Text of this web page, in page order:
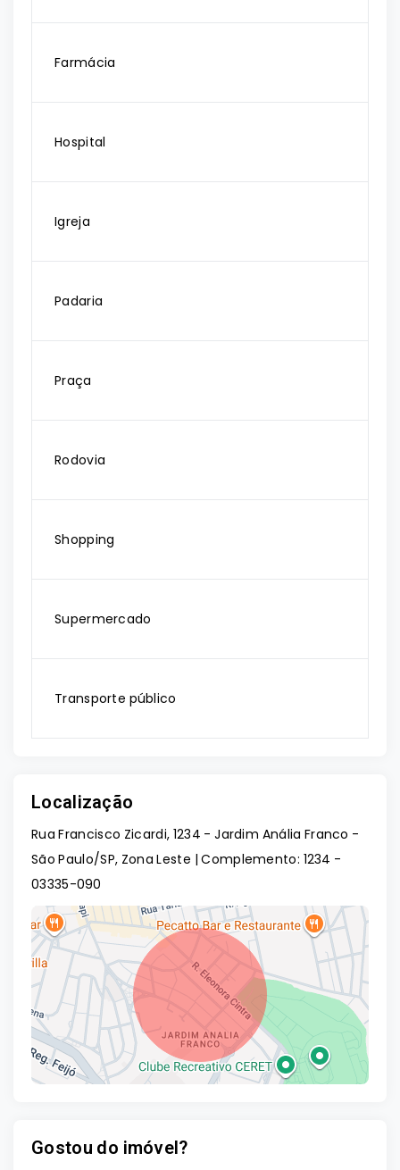
Farmácia
Hospital
Igreja
Padaria
Praça
Rodovia
Shopping
Supermercado
Transporte público
Localização
Rua Francisco Zicardi, 1234 - Jardim Anália Franco -
São Paulo/SP, Zona Leste | Complemento: 1234 -
03335-090
Gostou do imóvel?